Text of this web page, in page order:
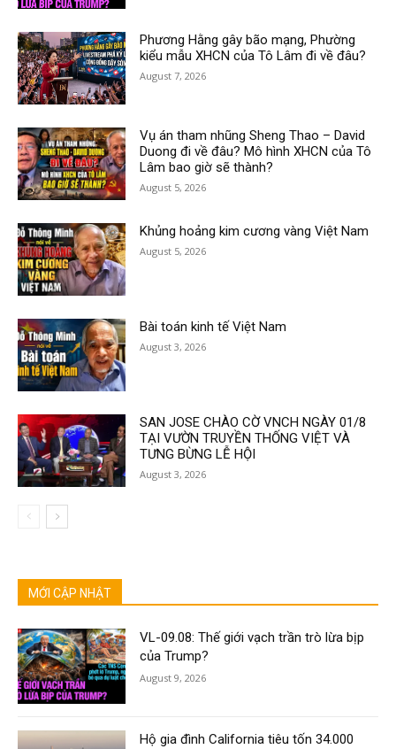
Phương Hằng gây bão mạng, Phường
kiểu mẫu XHCN của Tô Lâm đi về đâu?
August 7, 2026
Vụ án tham nhũng Sheng Thao – David
Duong đi về đâu? Mô hình XHCN của Tô
Lâm bao giờ sẽ thành?
August 5, 2026
Khủng hoảng kim cương vàng Việt Nam
August 5, 2026
Bài toán kinh tế Việt Nam
August 3, 2026
SAN JOSE CHÀO CỜ VNCH NGÀY 01/8
TẠI VƯỜN TRUYỀN THỐNG VIỆT VÀ
TƯNG BỪNG LỄ HỘI
August 3, 2026
MỚI CẬP NHẬT
VL-09.08: Thế giới vạch trần trò lừa bịp
của Trump?
August 9, 2026
Hộ gia đình California tiêu tốn 34.000